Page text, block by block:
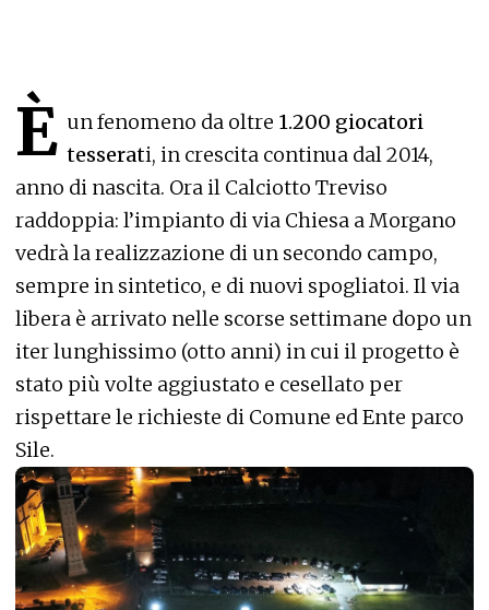
È un fenomeno da oltre 1.200 giocatori
tesserati, in crescita continua dal 2014,
anno di nascita. Ora il Calciotto Treviso
raddoppia: l’impianto di via Chiesa a Morgano
vedrà la realizzazione di un secondo campo,
sempre in sintetico, e di nuovi spogliatoi. Il via
libera è arrivato nelle scorse settimane dopo un
iter lunghissimo (otto anni) in cui il progetto è
stato più volte aggiustato e cesellato per
rispettare le richieste di Comune ed Ente parco
Sile.